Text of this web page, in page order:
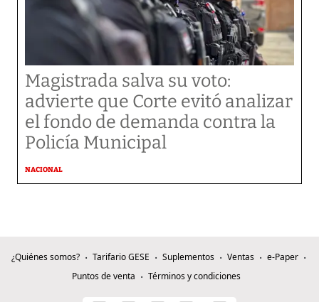
Magistrada salva su voto:
advierte que Corte evitó analizar
el fondo de demanda contra la
Policía Municipal
NACIONAL
¿Quiénes somos? Tarifario GESE Suplementos Ventas
e-Paper
Puntos de venta
Términos y condiciones